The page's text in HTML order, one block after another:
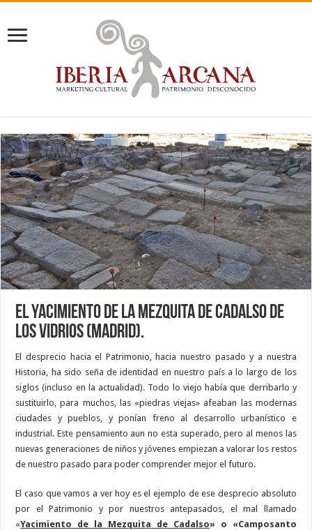
El Yacimiento de la Mezquita de Cadalso de
los Vidrios (Madrid).
El desprecio hacia el Patrimonio, hacia nuestro pasado y a nuestra
Historia, ha sido seña de identidad en nuestro país a lo largo de los
siglos (incluso en la actualidad). Todo lo viejo había que derribarlo y
sustituirlo, para muchos, las «piedras viejas» afeaban las modernas
ciudades y pueblos, y ponían freno al desarrollo urbanístico e
industrial. Este pensamiento aun no esta superado, pero al menos las
nuevas generaciones de niños y jóvenes empiezan a valorar los restos
de nuestro pasado para poder comprender mejor el futuro.
El caso que vamos a ver hoy es el ejemplo de ese desprecio absoluto
por el Patrimonio y por nuestros antepasados, el mal llamado
«Yacimiento de la Mezquita de Cadalso» o «Camposanto